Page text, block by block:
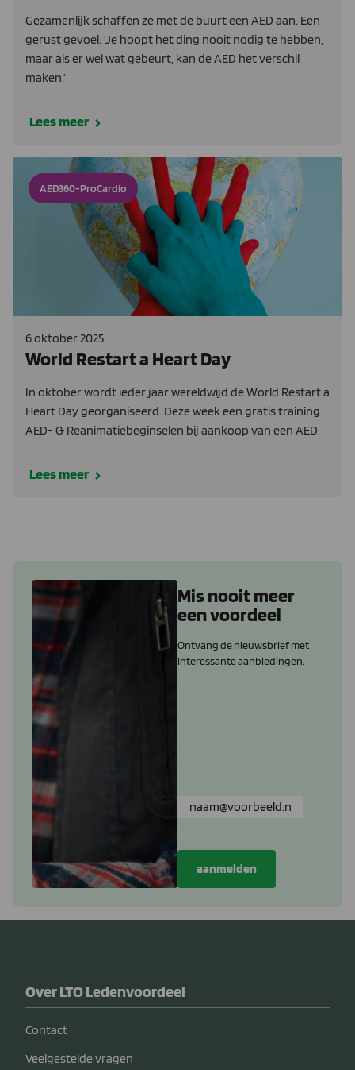
Gezamenlijk schaffen ze met de buurt een AED aan. Een
gerust gevoel. ‘Je hoopt het ding nooit nodig te hebben,
maar als er wel wat gebeurt, kan de AED het verschil
maken.’
Lees meer
AED360-ProCardio
6 oktober 2025
World Restart a Heart Day
In oktober wordt ieder jaar wereldwijd de World Restart a
Heart Day georganiseerd. Deze week een gratis training
AED- & Reanimatiebeginselen bij aankoop van een AED.
Lees meer
Mis nooit meer
een voordeel
Ontvang de nieuwsbrief met
interessante aanbiedingen.
Over LTO Ledenvoordeel
Contact
Veelgestelde vragen